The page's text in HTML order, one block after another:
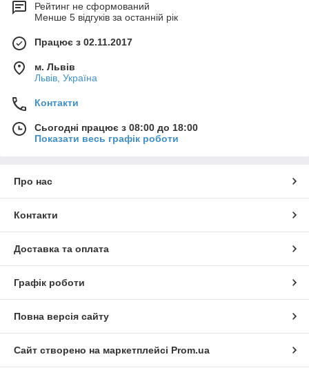
Рейтинг не сформований
Менше 5 відгуків за останній рік
Працює з 02.11.2017
м. Львів
Львів, Україна
Контакти
Сьогодні працює з 08:00 до 18:00
Показати весь графік роботи
Про нас
Контакти
Доставка та оплата
Графік роботи
Повна версія сайту
Сайт створено на маркетплейсі Prom.ua